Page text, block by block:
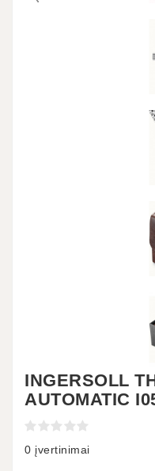
INGERSOLL
AUTOMATIC
0 įvertinimai